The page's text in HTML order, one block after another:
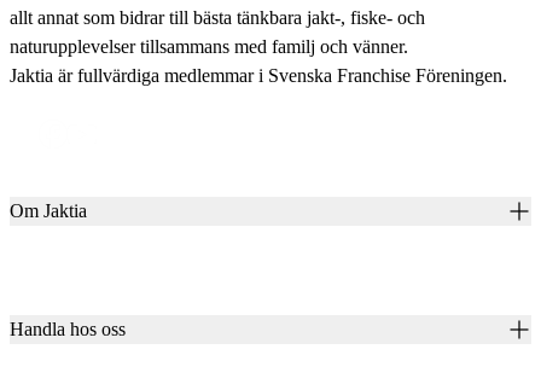
allt annat som bidrar till bästa tänkbara jakt-, fiske- och
naturupplevelser tillsammans med familj och vänner.
Jaktia är fullvärdiga medlemmar i Svenska Franchise Föreningen.
Om Jaktia
Karriär
Handla hos oss